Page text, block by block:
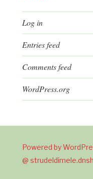
Log in
Entries feed
Comments feed
WordPress.org
Powered by
@